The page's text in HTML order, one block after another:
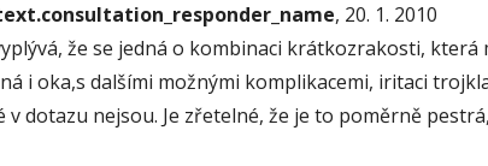
, 20. 1. 2010
že se jedná o kombinaci krátkozrakosti,
i oka,s dalšími možnými komplikacemi, iritaci
v dotazu nejsou. Je zřetelné, že je to poměrně